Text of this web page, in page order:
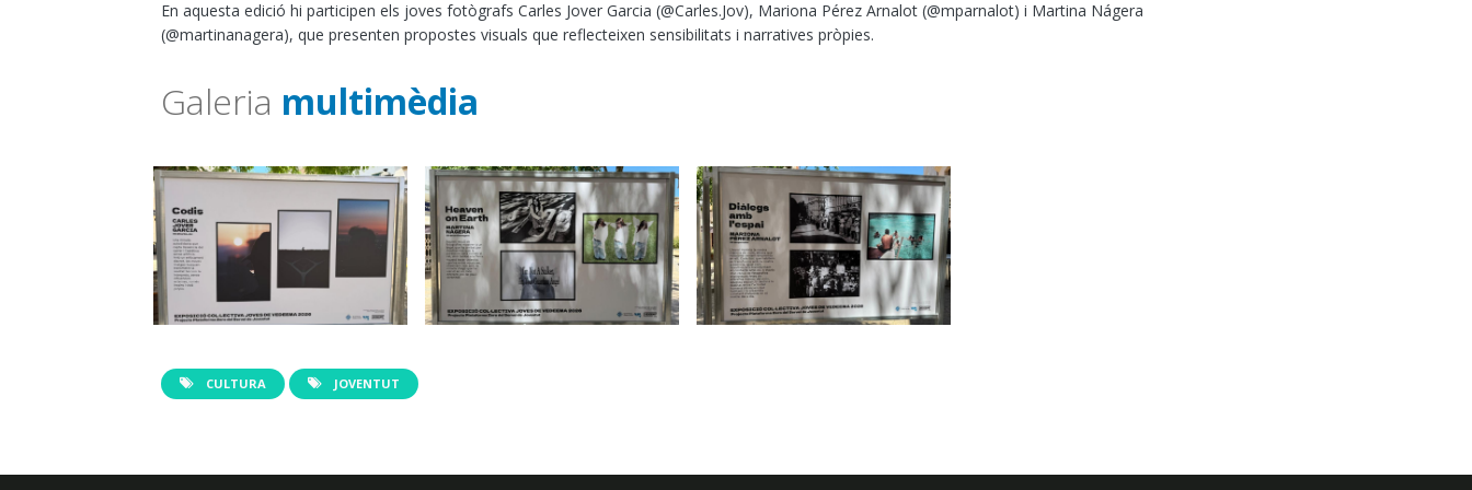
En aquesta edició hi participen els joves fotògrafs Carles Jover Garcia (@Carles.Jov), Mariona Pérez Arnalot (@mparnalot) i Martina Nágera
(@martinanagera), que presenten propostes visuals que reflecteixen sensibilitats i narratives pròpies.
Galeria multimèdia
CULTURA JOVENTUT